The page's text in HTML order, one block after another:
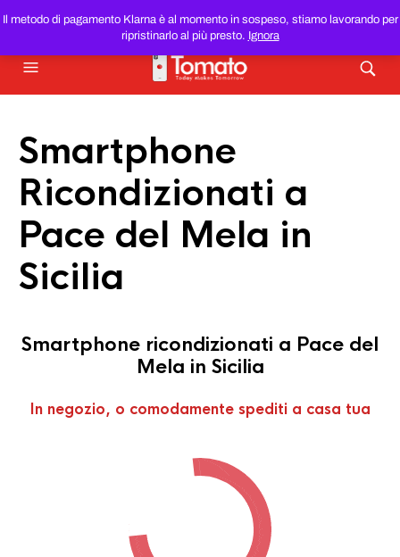
Il metodo di pagamento Klarna è al momento in sospeso, stiamo lavorando per
ripristinarlo al più presto. Ignora
SMARTPHONE E TABLET RICONDIZIONATIAL MIGLIOR
PREZZO DEL WEB!
Smartphone
Ricondizionati a
Pace del Mela in
Sicilia
Smartphone ricondizionati a Pace del
Mela in Sicilia
In negozio, o comodamente spediti a casa tua